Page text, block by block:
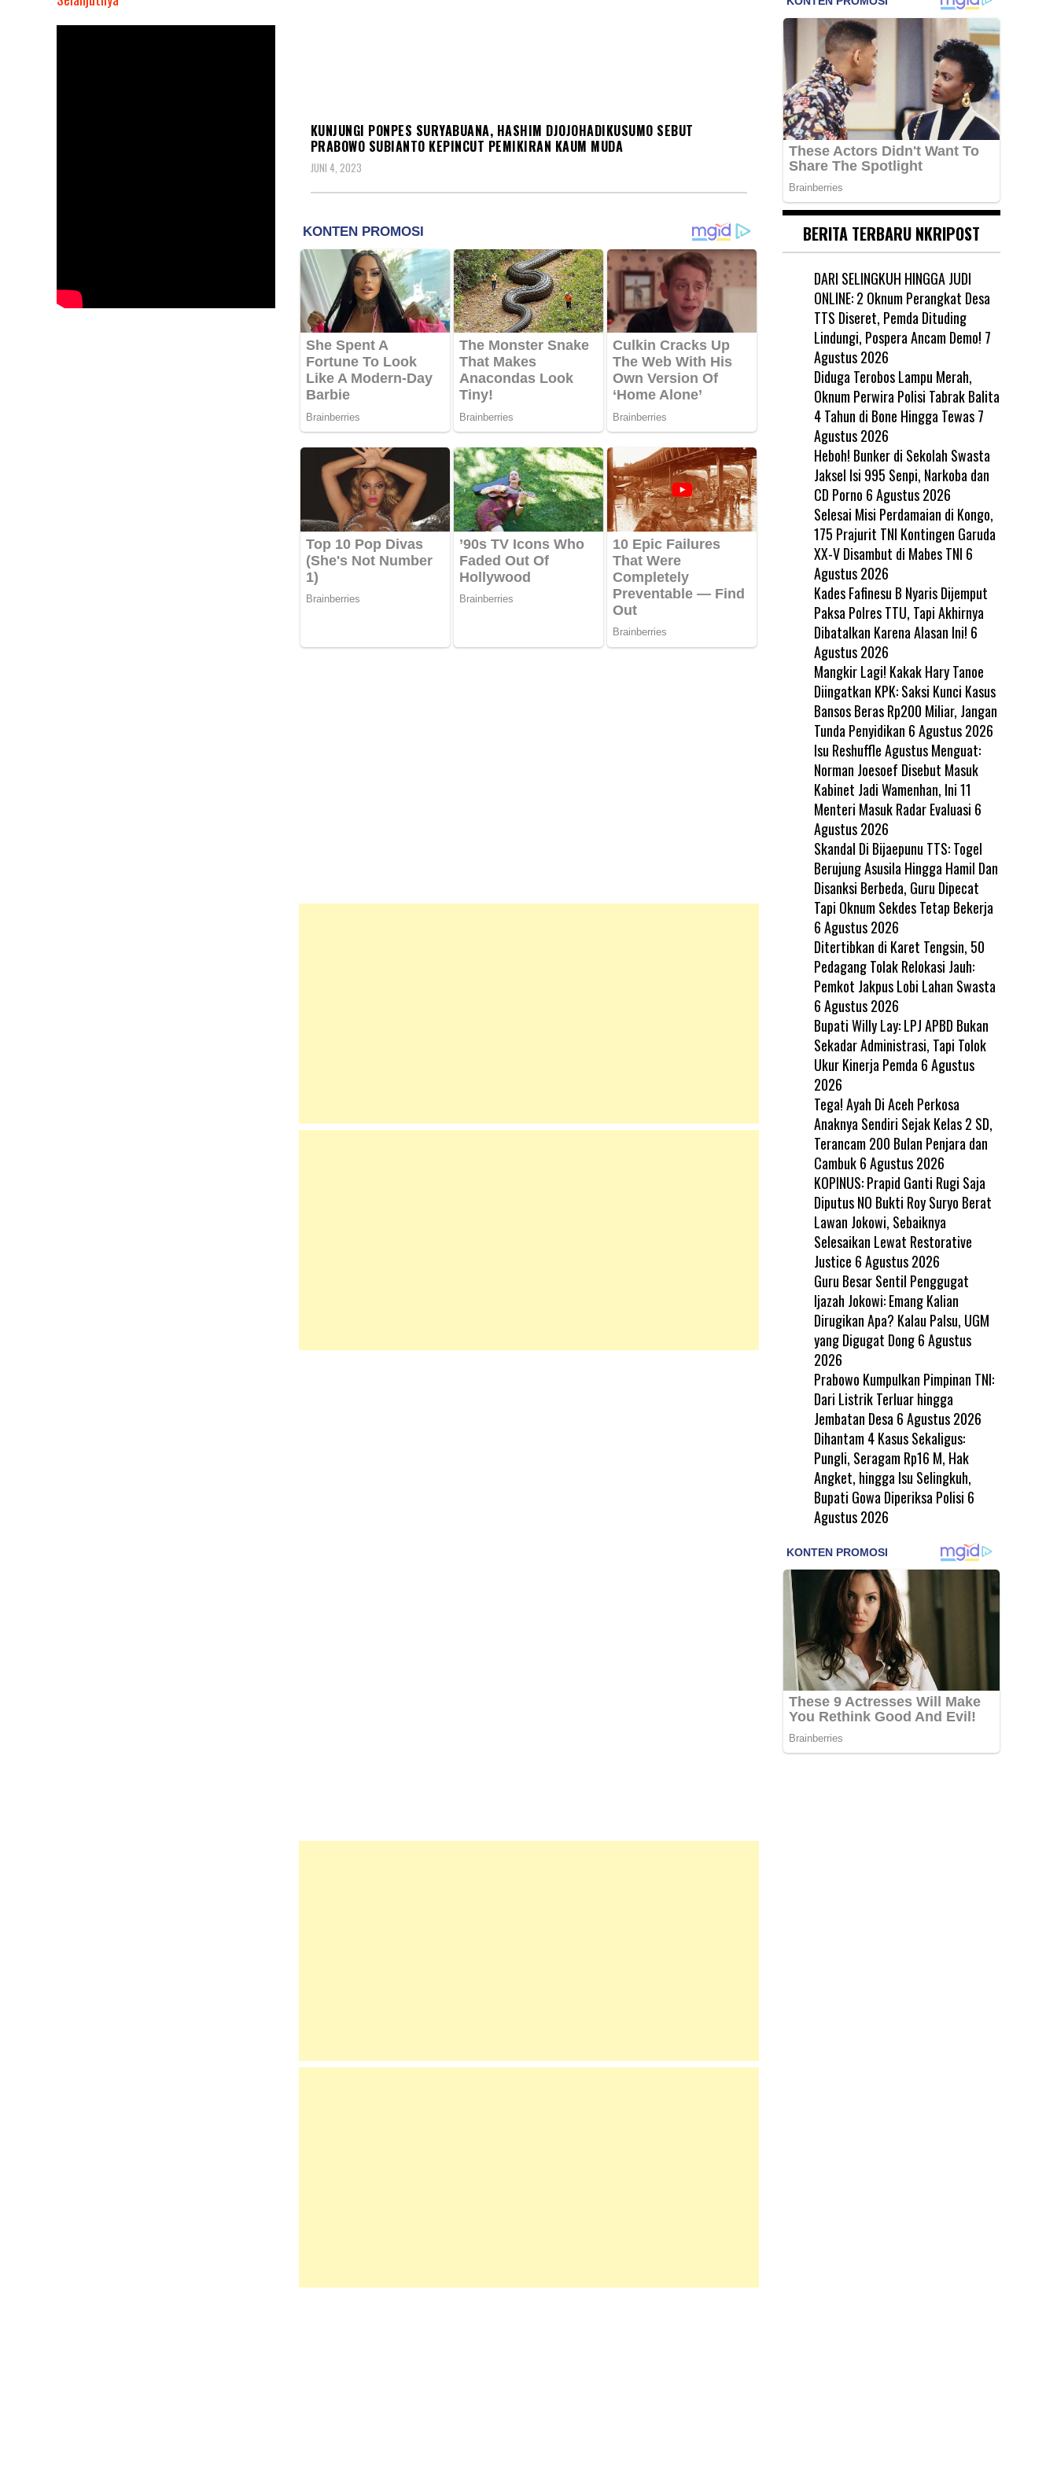
KUNJUNGI PONPES SURYABUANA, HASHIM DJOJOHADIKUSUMO SEBUT
PRABOWO SUBIANTO KEPINCUT PEMIKIRAN KAUM MUDA
JUNI 4, 2023
BERITA TERBARU NKRIPOST
DARI SELINGKUH HINGGA JUDI
ONLINE: 2 Oknum Perangkat Desa
TTS Diseret, Pemda Dituding
Lindungi, Pospera Ancam Demo! 7
Agustus 2026
Diduga Terobos Lampu Merah,
Oknum Perwira Polisi Tabrak Balita
4 Tahun di Bone Hingga Tewas 7
Agustus 2026
Heboh! Bunker di Sekolah Swasta
Jaksel Isi 995 Senpi, Narkoba dan
CD Porno 6 Agustus 2026
Selesai Misi Perdamaian di Kongo,
175 Prajurit TNI Kontingen Garuda
XX-V Disambut di Mabes TNI 6
Agustus 2026
Kades Fafinesu B Nyaris Dijemput
Paksa Polres TTU, Tapi Akhirnya
Dibatalkan Karena Alasan Ini! 6
Agustus 2026
Mangkir Lagi! Kakak Hary Tanoe
Diingatkan KPK: Saksi Kunci Kasus
Bansos Beras Rp200 Miliar, Jangan
Tunda Penyidikan 6 Agustus 2026
Isu Reshuffle Agustus Menguat:
Norman Joesoef Disebut Masuk
Kabinet Jadi Wamenhan, Ini 11
Menteri Masuk Radar Evaluasi 6
Agustus 2026
Skandal Di Bijaepunu TTS: Togel
Berujung Asusila Hingga Hamil Dan
Disanksi Berbeda, Guru Dipecat
Tapi Oknum Sekdes Tetap Bekerja
6 Agustus 2026
Ditertibkan di Karet Tengsin, 50
Pedagang Tolak Relokasi Jauh:
Pemkot Jakpus Lobi Lahan Swasta
6 Agustus 2026
Bupati Willy Lay: LPJ APBD Bukan
Sekadar Administrasi, Tapi Tolok
Ukur Kinerja Pemda 6 Agustus
2026
Tega! Ayah Di Aceh Perkosa
Anaknya Sendiri Sejak Kelas 2 SD,
Terancam 200 Bulan Penjara dan
Cambuk 6 Agustus 2026
KOPINUS: Prapid Ganti Rugi Saja
Diputus NO Bukti Roy Suryo Berat
Lawan Jokowi, Sebaiknya
Selesaikan Lewat Restorative
Justice 6 Agustus 2026
Guru Besar Sentil Penggugat
Ijazah Jokowi: Emang Kalian
Dirugikan Apa? Kalau Palsu, UGM
yang Digugat Dong 6 Agustus
2026
Prabowo Kumpulkan Pimpinan TNI:
Dari Listrik Terluar hingga
Jembatan Desa 6 Agustus 2026
Dihantam 4 Kasus Sekaligus:
Pungli, Seragam Rp16 M, Hak
Angket, hingga Isu Selingkuh,
Bupati Gowa Diperiksa Polisi 6
Agustus 2026